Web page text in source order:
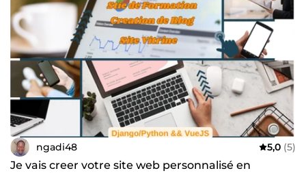
ngadi48 5,0 (5)
Je vais creer votre site web personnalisé en